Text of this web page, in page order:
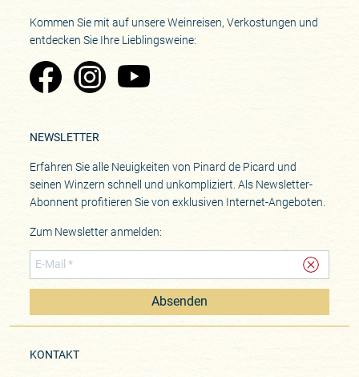
Kommen Sie mit auf unsere Weinreisen, Verkostungen und
entdecken Sie Ihre Lieblingsweine:
Zu Pinard's Facebook-Seite
Zu Pinard's Instagram-Seite
Zu Pinard's YouTube-Seite
NEWSLETTER
Erfahren Sie alle Neuigkeiten von Pinard de Picard und
seinen Winzern schnell und unkompliziert. Als Newsletter-
Abonnent profitieren Sie von exklusiven Internet-Angeboten.
Zum Newsletter anmelden:
Absenden
KONTAKT